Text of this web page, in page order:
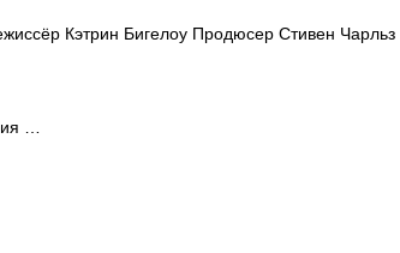
Кэтрин Бигелоу Продюсер Стивен Чарльз
…